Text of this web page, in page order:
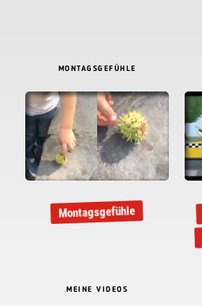
MONTAGSGEFÜHLE
Montagsgefühle
MEINE VIDEOS